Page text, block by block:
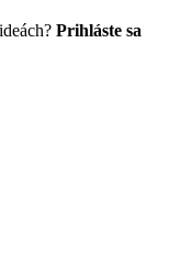
Prihláste sa